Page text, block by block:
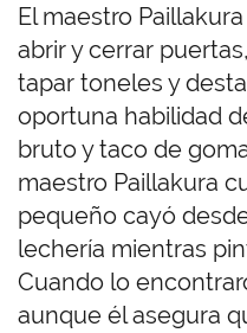
El maestro
abrir y cerrar
tapar toneles y
oportuna habilidad
bruto y taco de
maestro Paillakura
pequeño cayó
lechería mientras
Cuando lo
aunque él asegura